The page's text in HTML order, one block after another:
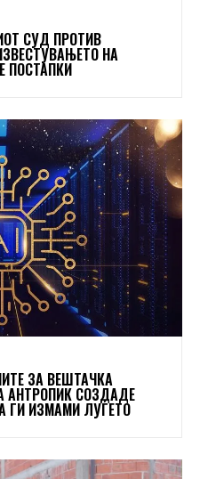
СУД ПРОТИВ
НА
ПОСТАПКИ
ЗА ВЕШТАЧКА
АНТРОПИК СОЗДАДЕ
ГИ ИЗМАМИ ЛУЃЕТО